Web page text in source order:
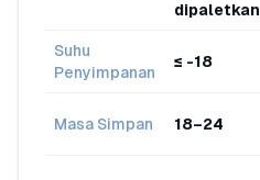
dipaletkan
Suhu
Penyimpanan
≤ -18
Masa Simpan 18–24